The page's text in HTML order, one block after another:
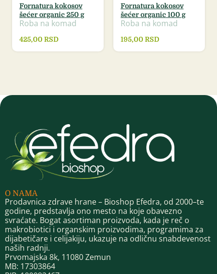
Fornatura kokosov
šećer organic 250 g
Roba na komad
425,00 RSD
Fornatura kokosov
šećer organic 100 g
Roba na komad
195,00 RSD
O NAMA
Prodavnica zdrave hrane – Bioshop Efedra, od 2000–te
godine, predstavlja ono mesto na koje obavezno
svraćate. Bogat asortiman proizvoda, kada je reč o
makrobiotici i organskim proizvodima, programima za
dijabetičare i celijakiju, ukazuje na odličnu snabdevenost
naših radnji.
Prvomajska 8k, 11080 Zemun
MB: 17303864